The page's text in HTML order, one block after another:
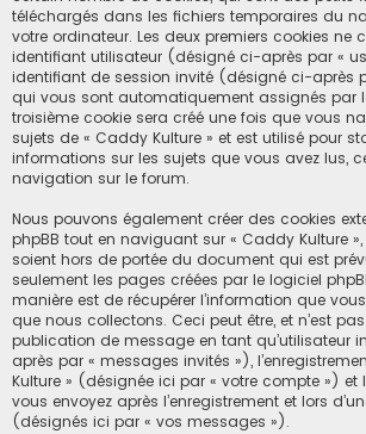
téléchargés dans les fichiers temporaires du
votre ordinateur. Les deux premiers cookies ne
identifiant utilisateur (désigné ci-après par «
identifiant de session invité (désigné ci-après
qui vous sont automatiquement assignés par
troisième cookie sera créé une fois que vous
sujets de « Caddy Kulture » et est utilisé pour
informations sur les sujets que vous avez lus,
navigation sur le forum.
Nous pouvons également créer des cookies
phpBB tout en naviguant sur « Caddy Kulture
soient hors de portée du document qui est
seulement les pages créées par le logiciel
manière est de récupérer l’information que
que nous collectons. Ceci peut être, et n’est
publication de message en tant qu’utilisateur
après par « messages invités »),
Kulture » (désignée ici par « votre compte »)
vous envoyez après l’enregistrement et lors
(désignés ici par « vos messages »).